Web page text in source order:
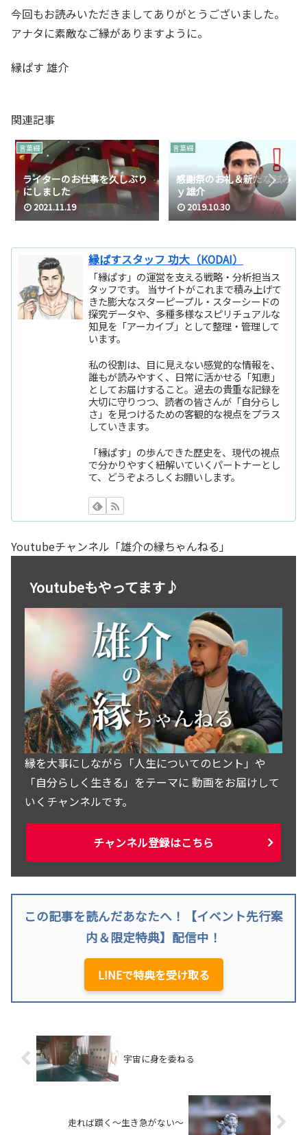
今回もお読みいただきましてありがとうございました。
アナタに素敵なご縁がありますように。
縁ぱす 雄介
関連記事
言葉綴
ライターのお仕事を久しぶり
にしました
2021.11.19
言葉綴
感謝祭のお礼＆新たな試み ｂ
ｙ雄介
2019.10.30
縁ぱすスタッフ 功大（KODAI）
「縁ぱす」の運営を支える戦略・分析担当ス
タッフです。 当サイトがこれまで積み上げて
きた膨大なスターピープル・スターシードの
探究データや、多種多様なスピリチュアルな
知見を「アーカイブ」として整理・管理して
います。
私の役割は、目に見えない感覚的な情報を、
誰もが読みやすく、日常に活かせる「知恵」
としてお届けすること。過去の貴重な記録を
大切に守りつつ、読者の皆さんが「自分らし
さ」を見つけるための客観的な視点をプラス
していきます。
「縁ぱす」の歩んできた歴史を、現代の視点
で分かりやすく紐解いていくパートナーとし
て、どうぞよろしくお願いします。
Youtubeチャンネル「雄介の縁ちゃんねる」
Youtubeもやってます♪
縁を大事にしながら「人生についてのヒント」や
「自分らしく生きる」をテーマに 動画をお届けして
いくチャンネルです。
チャンネル登録はこちら
この記事を読んだあなたへ！【イベント先行案
内＆限定特典】配信中！
LINEで特典を受け取る
宇宙に身を委ねる
走れば躓く～生き急がない～